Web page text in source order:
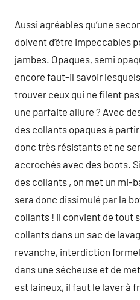
Aussi agréables qu’une
doivent d’être impeccables
jambes. Opaques, semi
encore faut-il savoir
trouver ceux qui ne filent
une parfaite allure ? Avec
des collants opaques à
donc très résistants et ne
accrochés avec des boots.
des collants , on met un mi-
sera donc dissimulé par la
collants ! il convient de tout
collants dans un sac de
revanche, interdiction
dans une sécheuse et de
est laineux, il faut le laver à